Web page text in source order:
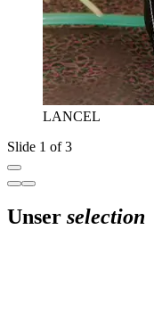
LANCEL
Slide 1 of 3
Unser selection